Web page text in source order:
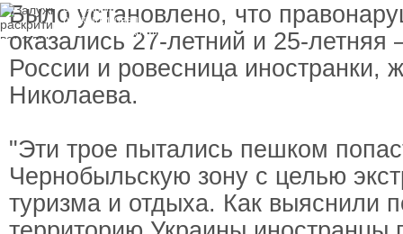
Залужный
раскритиковал
вступление Украины в
НАТО и предлагает
Было установлено, что
оказались 27-летний и 25-летняя
России и ровесница иностранки,
Николаева.
"Эти трое пытались пешком
Чернобыльскую зону с целью
туризма и отдыха. Как выяснили